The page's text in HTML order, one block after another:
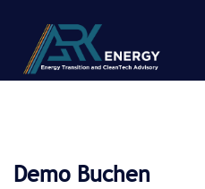
Demo Buchen